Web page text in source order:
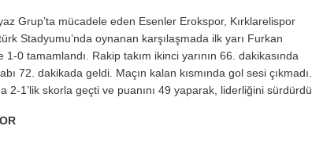
Grup’ta mücadele eden Esenler Erokspor, Kırklarelispor
Stadyumu’nda oynanan karşılaşmada ilk yarı Furkan
0 tamamlandı. Rakip takım ikinci yarının 66. dakikasında
72. dakikada geldi. Maçın kalan kısmında gol sesi çıkmadı.
2-1’lik skorla geçti ve puanını 49 yaparak, liderliğini sürdürdü.